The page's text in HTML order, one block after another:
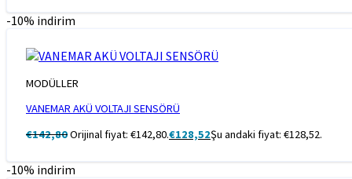
-10% indirim
MODÜLLER
VANEMAR AKÜ VOLTAJI SENSÖRÜ
€142,80Orijinal fiyat: €142,80.€128,52Şu andaki fiyat: €128,52.
-10% indirim